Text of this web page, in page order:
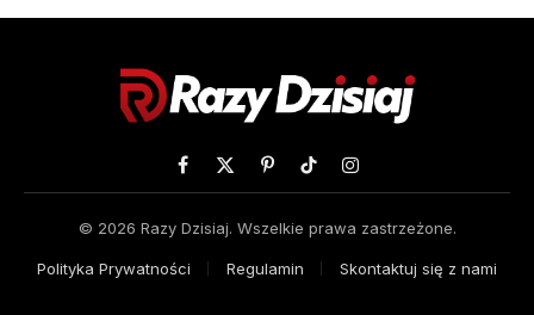
Facebook
X
PinterestTikTokInstagram
© 2026 Razy Dzisiaj. Wszelkie prawa zastrzeżone.
Polityka Prywatności Regulamin Skontaktuj się z nami